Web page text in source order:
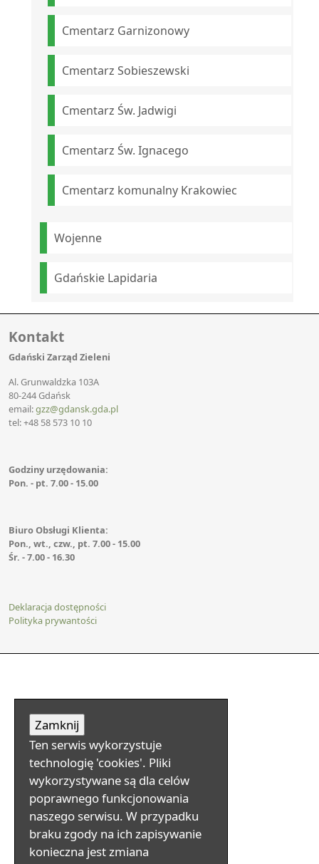
Cmentarz Garnizonowy
Cmentarz Sobieszewski
Cmentarz Św. Jadwigi
Cmentarz Św. Ignacego
Cmentarz komunalny Krakowiec
Wojenne
Gdańskie Lapidaria
Kontakt
Gdański Zarząd Zieleni
Al. Grunwaldzka 103A
80-244 Gdańsk
email:gzz@gdansk.gda.pl
tel: +48 58 573 10 10
Godziny urzędowania:
Pon. - pt. 7.00 - 15.00
Biuro Obsługi Klienta:
Pon., wt., czw., pt. 7.00 - 15.00
Śr. - 7.00 - 16.30
Deklaracja dostępności
Polityka prywantości
Ten serwis wykorzystuje
technologię 'cookies'. Pliki
wykorzystywane są dla celów
poprawnego funkcjonowania
naszego serwisu. W przypadku
braku zgody na ich zapisywanie
konieczna jest zmiana